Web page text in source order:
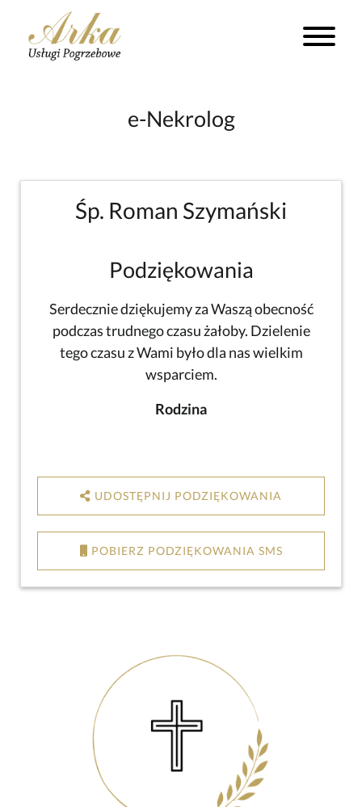
e-Nekrolog
Śp. Roman Szymański
Podziękowania
Serdecznie dziękujemy za Waszą obecność
podczas trudnego czasu żałoby. Dzielenie
tego czasu z Wami było dla nas wielkim
wsparciem.
Rodzina
UDOSTĘPNIJ PODZIĘKOWANIA
POBIERZ PODZIĘKOWANIA SMS